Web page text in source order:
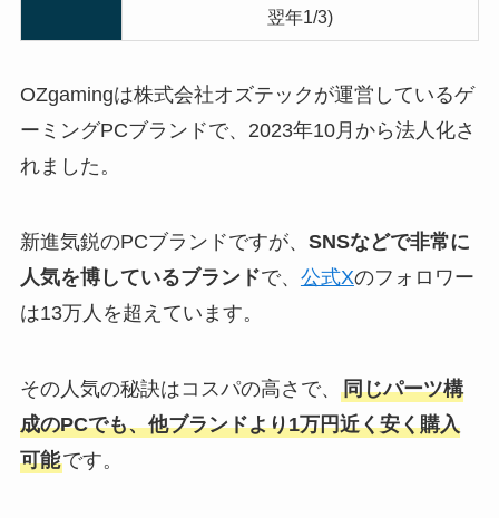
翌年1/3)
OZgamingは株式会社オズテックが運営しているゲ
ーミングPCブランドで、2023年10月から法人化さ
れました。
新進気鋭のPCブランドですが、 SNSなどで非常に
人気を博しているブランドで、 公式Xのフォロワー
は13万人を超えています。
その人気の秘訣はコスパの高さで、 同じパーツ構
成のPCでも、他ブランドより1万円近く安く購入
可能です。